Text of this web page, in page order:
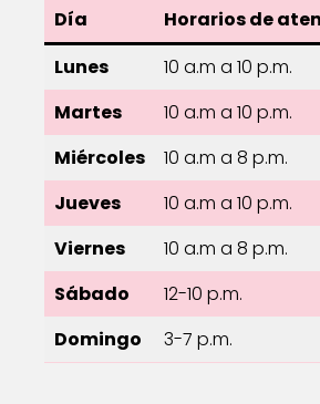
Día
Horarios de
Lunes
10 a.m a 10 p.m.
Martes
10 a.m a 10 p.m.
Miércoles
10 a.m a 8 p.m.
Jueves
10 a.m a 10 p.m.
Viernes
10 a.m a 8 p.m.
Sábado
12-10 p.m.
Domingo
3-7 p.m.